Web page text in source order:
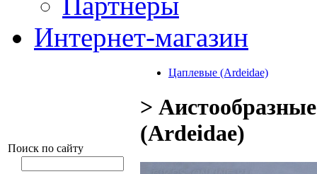
Интернет-магазин
Поиск по сайту
Цаплевые (Ardeidae)
>
(Ardeidae)